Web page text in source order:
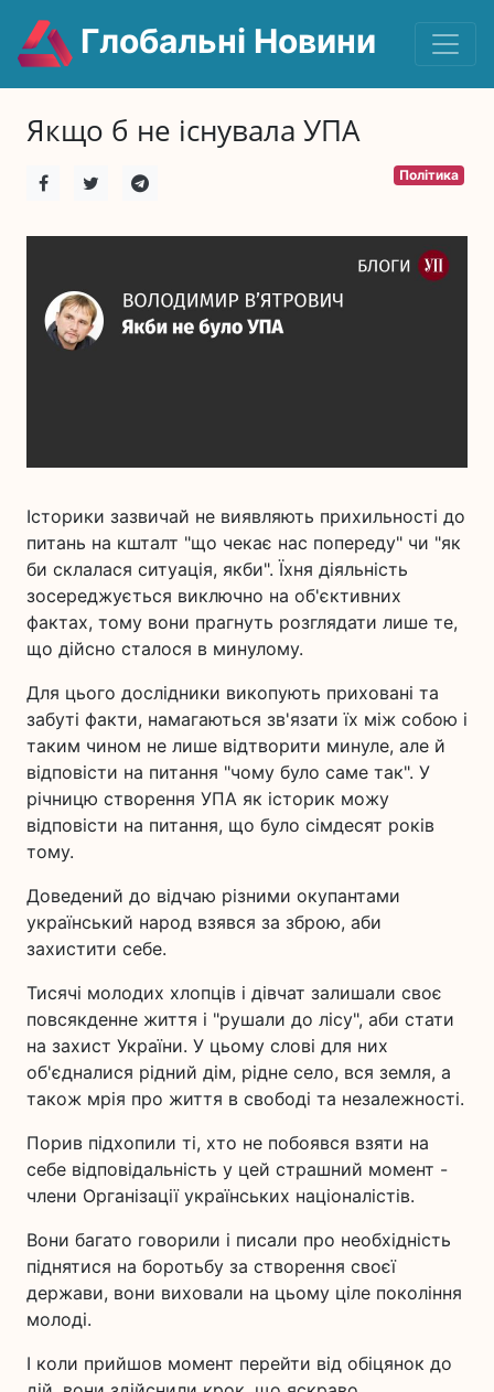
Глобальні Новини
Якщо б не існувала УПА
Політика
Історики зазвичай не виявляють прихильності до
питань на кшталт "що чекає нас попереду" чи "як
би склалася ситуація, якби". Їхня діяльність
зосереджується виключно на об'єктивних
фактах, тому вони прагнуть розглядати лише те,
що дійсно сталося в минулому.
Для цього дослідники викопують приховані та
забуті факти, намагаються зв'язати їх між собою і
таким чином не лише відтворити минуле, але й
відповісти на питання "чому було саме так". У
річницю створення УПА як історик можу
відповісти на питання, що було сімдесят років
тому.
Доведений до відчаю різними окупантами
український народ взявся за зброю, аби
захистити себе.
Тисячі молодих хлопців і дівчат залишали своє
повсякденне життя і "рушали до лісу", аби стати
на захист України. У цьому слові для них
об'єдналися рідний дім, рідне село, вся земля, а
також мрія про життя в свободі та незалежності.
Порив підхопили ті, хто не побоявся взяти на
себе відповідальність у цей страшний момент -
члени Організації українських націоналістів.
Вони багато говорили і писали про необхідність
піднятися на боротьбу за створення своєї
держави, вони виховали на цьому ціле покоління
молоді.
І коли прийшов момент перейти від обіцянок до